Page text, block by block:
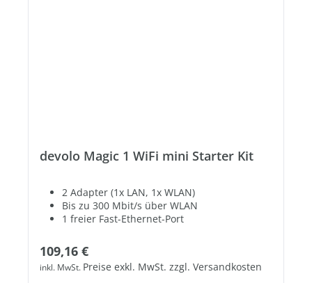
devolo Magic 1 WiFi mini Starter Kit
2 Adapter (1x LAN, 1x WLAN)
Bis zu 300 Mbit/s über WLAN
1 freier Fast-Ethernet-Port
Regulärer Preis:
109,16 €
inkl. MwSt. Preise exkl. MwSt. zzgl. Versandkosten